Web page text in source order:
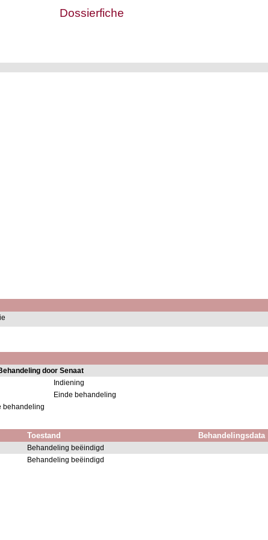
Dossierfiche
door Senaat
Indiening
Einde behandeling
behandeling
Toestand Behandelingsdata
Behandeling beëindigd
Behandeling beëindigd